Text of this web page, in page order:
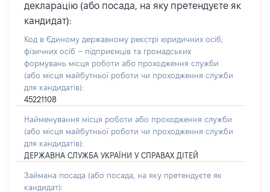
декларацію (або посада, на яку претендуєте як
кандидат):
Код в Єдиному державному реєстрі юридичних осіб,
фізичних осіб – підприємців та громадських
формувань місця роботи або проходження служби
(або місця майбутньої роботи чи проходження служби
для кандидатів):
45221108
Найменування місця роботи або проходження служби
(або місця майбутньої роботи чи проходження служби
для кандидатів):
ДЕРЖАВНА СЛУЖБА УКРАЇНИ У СПРАВАХ ДІТЕЙ
Займана посада (або посада, на яку претендуєте як
кандидат):